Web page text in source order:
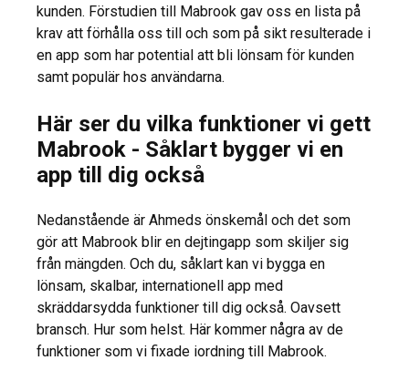
kunden. Förstudien till Mabrook gav oss en lista på
krav att förhålla oss till och som på sikt resulterade i
en app som har potential att bli lönsam för kunden
samt populär hos användarna.
Här ser du vilka funktioner vi gett
Mabrook - Såklart bygger vi en
app till dig också
Nedanstående är Ahmeds önskemål och det som
gör att Mabrook blir en dejtingapp som skiljer sig
från mängden. Och du, såklart kan vi bygga en
lönsam, skalbar, internationell app med
skräddarsydda funktioner till dig också. Oavsett
bransch. Hur som helst. Här kommer några av de
funktioner som vi fixade iordning till Mabrook.